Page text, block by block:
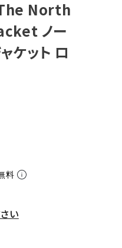
North
ノー
ケット ロ
料
い